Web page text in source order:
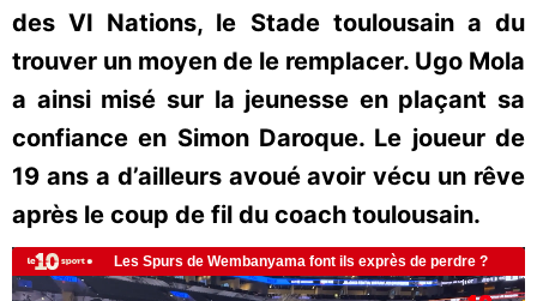
des VI Nations, le Stade toulousain a du
trouver un moyen de le remplacer. Ugo Mola
a ainsi misé sur la jeunesse en plaçant sa
confiance en Simon Daroque. Le joueur de
19 ans a d’ailleurs avoué avoir vécu un rêve
après le coup de fil du coach toulousain.